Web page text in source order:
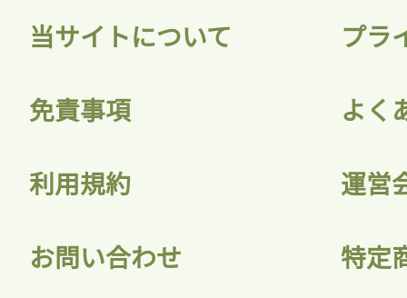
当サイトについて プラ
免責事項 よく
利用規約 運営
お問い合わせ 特定